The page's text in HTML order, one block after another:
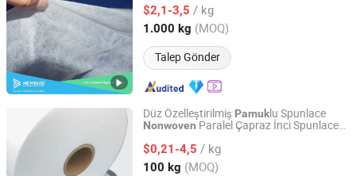
$2,1-3,5 / kg
1.000 kg (MOQ)
Talep Gönder
Fujian, China Fiyat 2018
Düz Özelleştirilmiş Pamuklu Spunlace
Nonwoven Paralel Çapraz İnci Spunlace
Ruloları
$0,21-4,5 / kg
100 kg (MOQ)
Ningbo Zhengfiltration Products Co., Ltd.
Zhejiang, China Fiyat 2024